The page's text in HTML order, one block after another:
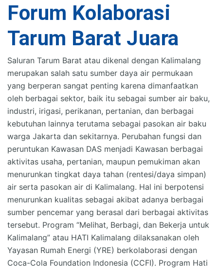
Forum Kolaborasi
Tarum Barat Juara
Saluran Tarum Barat atau dikenal dengan Kalimalang
merupakan salah satu sumber daya air permukaan
yang berperan sangat penting karena dimanfaatkan
oleh berbagai sektor, baik itu sebagai sumber air baku,
industri, irigasi, perikanan, pertanian, dan berbagai
kebutuhan lainnya terutama sebagai pasokan air baku
warga Jakarta dan sekitarnya. Perubahan fungsi dan
peruntukan Kawasan DAS menjadi Kawasan berbagai
aktivitas usaha, pertanian, maupun pemukiman akan
menurunkan tingkat daya tahan (rentesi/daya simpan)
air serta pasokan air di Kalimalang. Hal ini berpotensi
menurunkan kualitas sebagai akibat adanya berbagai
sumber pencemar yang berasal dari berbagai aktivitas
tersebut. Program “Melihat, Berbagi, dan Bekerja untuk
Kalimalang” atau HATI Kalimalang dilaksanakan oleh
Yayasan Rumah Energi (YRE) berkolaborasi dengan
Coca-Cola Foundation Indonesia (CCFI). Program Hati